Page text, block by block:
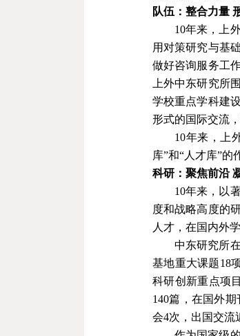
队伍：整合力量
10年来，上
用对策研究与基
做好咨询服务工
上外中东研究所
学校重点学科建
形式的国际交流
10年来，上
库”和“人才库”
科研：聚焦前沿
10年来，以
度和战略高度的
人才，在国内外
中东研究所
基地重大课题18
科研创新重点项目
140篇，在国外期
会4次，出国交流